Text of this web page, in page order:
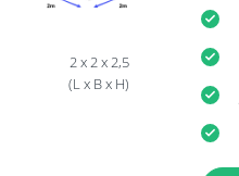
2 x 2 x 2,5
(L x B x H)